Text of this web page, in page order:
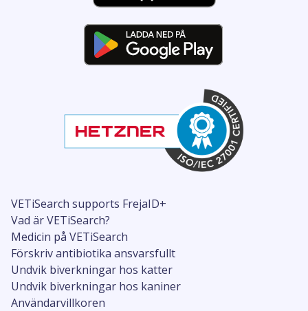
VETiSearch supports FrejaID+
Vad är VETiSearch?
Medicin på VETiSearch
Förskriv antibiotika ansvarsfullt
Undvik biverkningar hos katter
Undvik biverkningar hos kaniner
Användarvillkoren